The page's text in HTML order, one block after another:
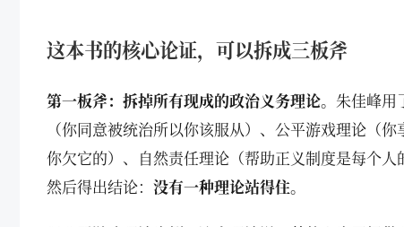
这本书的核心论证，可以拆成三板斧
第一板斧：拆掉所有现成的政治义务理论。 朱佳峰用
（你同意被统治所以你该服从）、公平游戏理论（
你欠它的）、自然责任理论（帮助正义制度是每个
然后得出结论： 没有一种理论站得住。